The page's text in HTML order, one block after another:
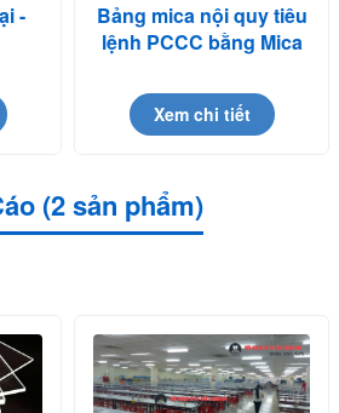
-
Bảng mica nội quy tiêu
lệnh PCCC bằng Mica
Xem chi tiết
(2 sản phẩm)